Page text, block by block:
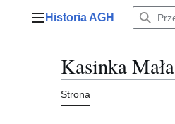
Menu główne
Historia AGH
Kasinka Mała
Strona